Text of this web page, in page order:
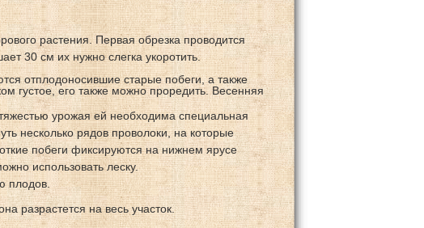
растения. Первая обрезка проводится
30 см их нужно слегка укоротить.
отплодоносившие старые побеги, а также
густое, его также можно проредить. Весенняя
урожая ей необходима специальная
несколько рядов проволоки, на которые
побеги фиксируются на нижнем ярусе
использовать леску.
плодов.
разрастется на весь участок.